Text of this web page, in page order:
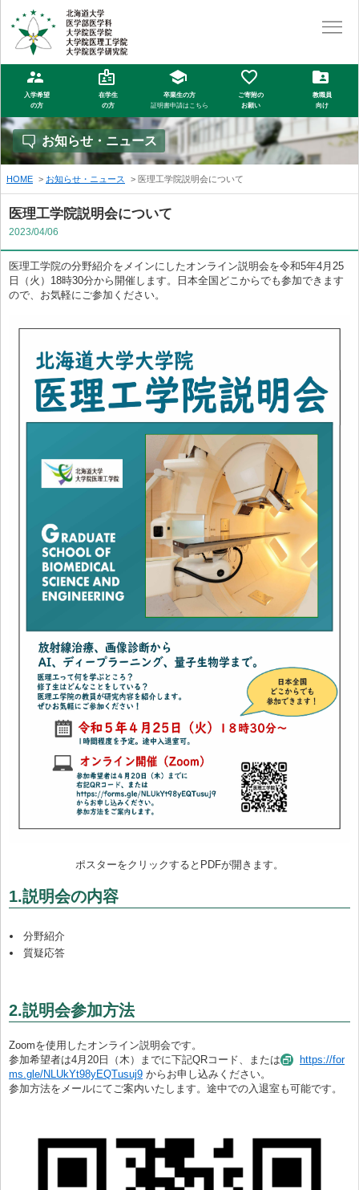
入学希望
の方
在学生
の方
卒業生の方
証明書申請はこちら
ご寄附の
お願い
教職員
向け
お知らせ・ニュース
HOME お知らせ・ニュース 医理工学院説明会について
医理工学院説明会について
2023/04/06
医理工学院の分野紹介をメインにしたオンライン説明会を令和5年4月25
日（火）18時30分から開催します。日本全国どこからでも参加できます
ので、お気軽にご参加ください。
ポスターをクリックするとPDFが開きます。
1.説明会の内容
分野紹介
質疑応答
2.説明会参加方法
Zoomを使用したオンライン説明会です。
参加希望者は4月20日（木）までに下記QRコード、または
https://for
ms.gle/NLUkYt98yEQTusuj9 からお申し込みください。
参加方法をメールにてご案内いたします。途中での入退室も可能です。